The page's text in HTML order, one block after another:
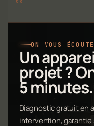
ON VOUS ÉCOUTE
Un
projet ?
5 minutes.
Diagnostic gratuit en
intervention, garantie